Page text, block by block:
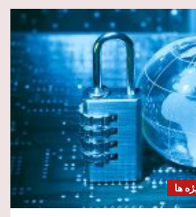
ها